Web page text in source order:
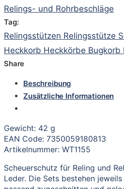
Relings- und Rohrbeschläge
Tag:
Relingsstützen Relingsstütze
Heckkorb Heckkörbe Bugkorb
Share
Beschreibung
Zusätzliche Informationen
Gewicht: 42 g
EAN Code: 7350059180813
Artikelnummer: WT1155
Scheuerschutz für Reling und
Leder. Die Sets bestehen